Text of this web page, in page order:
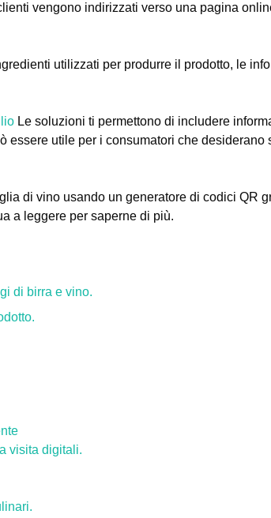
vengono indirizzati verso una pagina
utilizzati per produrre il prodotto, le
Le soluzioni ti permettono di includere
essere utile per i consumatori che desiderano
di vino usando un generatore di codici QR
a leggere per saperne di più.
di birra e vino.
visita digitali.